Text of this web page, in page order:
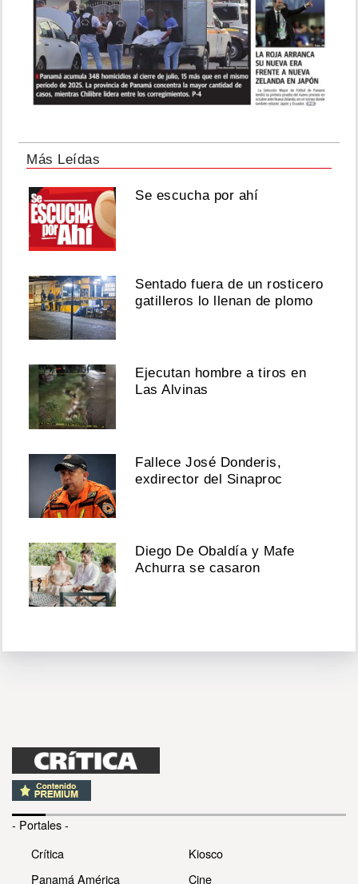
Más Leídas
Se escucha por ahí
Sentado fuera de un rosticero
gatilleros lo llenan de plomo
Ejecutan hombre a tiros en
Las Alvinas
Fallece José Donderis,
exdirector del Sinaproc
Diego De Obaldía y Mafe
Achurra se casaron
- Portales -
Crítica
Panamá América
Kiosco
Cine